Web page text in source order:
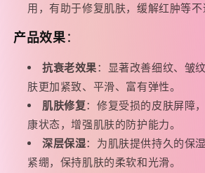
用，有助于修复肌肤，缓解红肿等不
产品效果：
抗衰老效果：显著改善细纹、皱
肤更加紧致、平滑、富有弹性。
肌肤修复：修复受损的皮肤屏障
康状态，增强肌肤的防护能力。
深层保湿：为肌肤提供持久的保
紧绷，保持肌肤的柔软和光滑。